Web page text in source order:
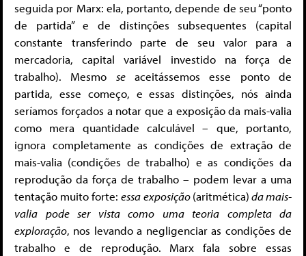
seguida por Marx: ela, portanto, depende de seu “ponto
de partida” e de distinções subsequentes (capital
constante transferindo parte de seu valor para a
mercadoria, capital variável investido na força de
trabalho). Mesmo seaceitássemos esse ponto de
partida, esse começo, e essas distinções, nós ainda
seríamos forçados a notar que a exposição da mais-valia
como mera quantidade calculável – que, portanto,
ignora completamente as condições de extração de
mais-valia (condições de trabalho) e as condições da
reprodução da força de trabalho – podem levar a uma
tentação muito forte:essa exposição(aritmética)da mais-
valia pode ser vista como uma teoria completa da
exploração, nos levando a negligenciar as condições de
trabalho e de reprodução. Marx fala sobre essas